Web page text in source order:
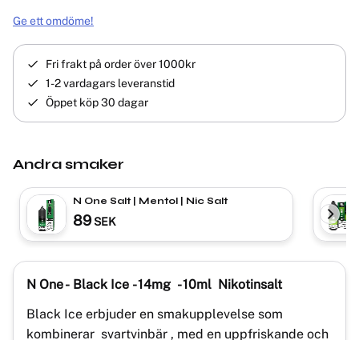
Ge ett omdöme!
Fri frakt på order över 1000kr
1-2 vardagars leveranstid
Öppet köp 30 dagar
Andra smaker
N One Salt | Mentol | Nic Salt
89 SEK
N One - Black Ice - 14mg - 10ml Nikotinsalt
Black Ice erbjuder en smakupplevelse som
kombinerar svartvinbär , med en uppfriskande och